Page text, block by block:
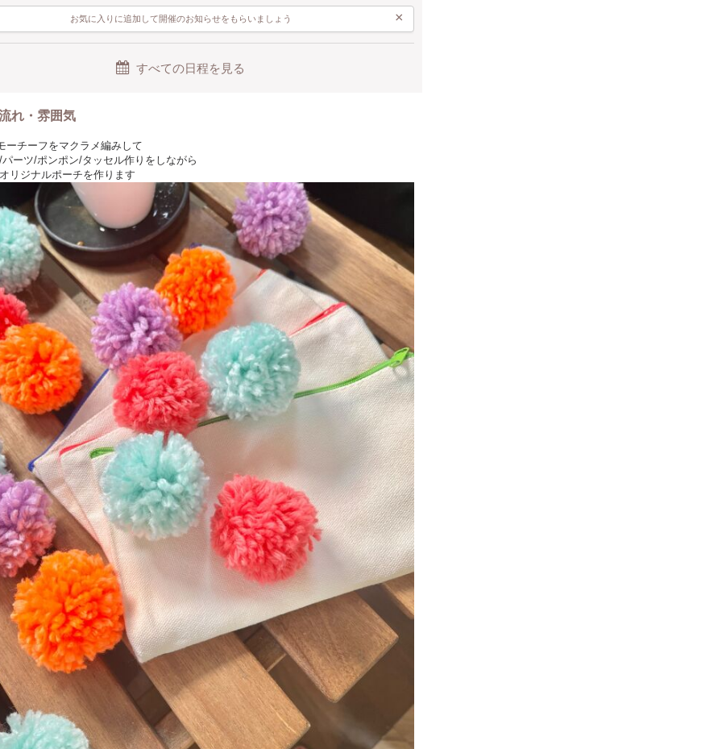
お気に入りに追加して開催のお知らせをもらいましょう ×
すべての日程を見る
れ・雰囲気
ーチーフをマクラメ編みして
ーツ/ポンポン/タッセル作りをしながら
リジナルポーチを作ります